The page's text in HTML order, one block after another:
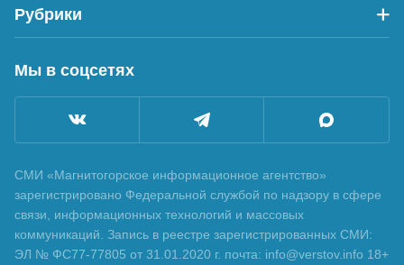
Рубрики
Мы в соцсетях
СМИ «Магнитогорское информационное агентство»
зарегистрировано Федеральной службой по надзору в сфере
связи, информационных технологий и массовых
коммуникаций. Запись в реестре зарегистрированных СМИ:
ЭЛ № ФС77-77805 от 31.01.2020 г. почта: info@verstov.info 18+